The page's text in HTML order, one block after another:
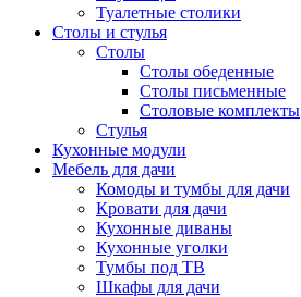
Туалетные столики
Столы и стулья
Столы
Столы обеденные
Столы письменные
Столовые комплекты
Стулья
Кухонные модули
Мебель для дачи
Комоды и тумбы для дачи
Кровати для дачи
Кухонные диваны
Кухонные уголки
Тумбы под ТВ
Шкафы для дачи